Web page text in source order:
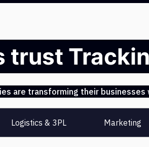
trust
are transforming their
Logistics & 3PL Marketing